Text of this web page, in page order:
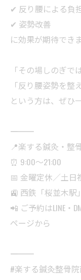
✔ 反り腰による負
✔ 姿勢改善
に効果が期待できま
「その場しのぎで
「反り腰姿勢を整
という方は、ぜひ
――――――――――
📍楽する鍼灸・整
⏰ 9:00〜21:00
📅 金曜定休／土日
🚉 西鉄「桜並木駅
📲 ご予約はLINE・
ページから
――――――――――
#楽する鍼灸整骨